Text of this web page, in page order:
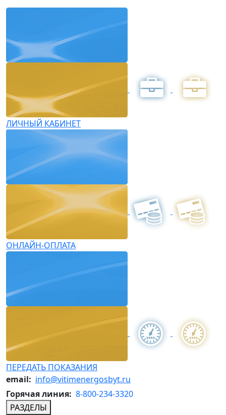
ЛИЧНЫЙ КАБИНЕТ
ОНЛАЙН-ОПЛАТА
ПЕРЕДАТЬ ПОКАЗАНИЯ
email: info@vitimenergosbyt.ru
Горячая линия: 8-800-234-3320
РАЗДЕЛЫ